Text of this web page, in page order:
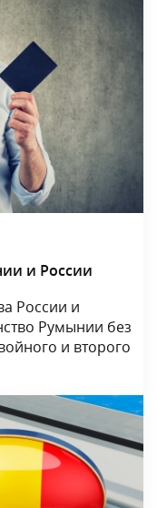
и России
России и
Румынии без
и второго